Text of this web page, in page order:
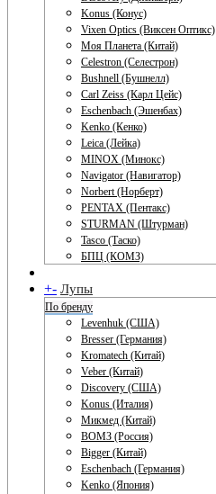
Konus (Конус)
Vixen Optics (Виксен Оптикс)
Моя Планета (Китай)
Celestron (Селестрон)
Bushnell (Бушнелл)
Carl Zeiss (Карл Цейс)
Eschenbach (Эшенбах)
Kenko (Кенко)
Leica (Лейка)
MINOX (Минокс)
Navigator (Навигатор)
Norbert (Норберт)
PENTAX (Пентакс)
STURMAN (Штурман)
Tasco (Таско)
БПЦ (КОМЗ)
+- Лупы
По бренду
Levenhuk (США)
Bresser (Германия)
Kromatech (Китай)
Veber (Китай)
Discovery (США)
Konus (Италия)
Микмед (Китай)
ВОМЗ (Россия)
Bigger (Китай)
Eschenbach (Германия)
Kenko (Япония)